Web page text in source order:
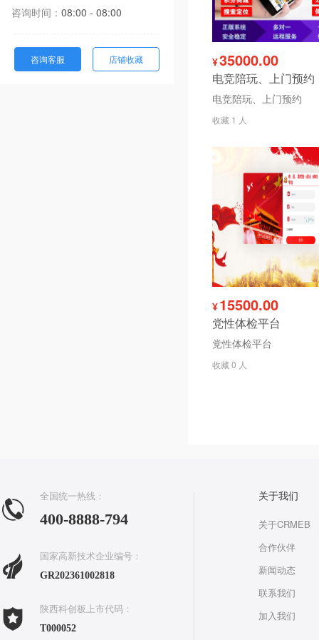
咨询时间： 08:00 - 08:00
咨询客服 店铺收藏 ¥35000.00
电竞陪玩、上门预约
电竞陪玩、上门预约
收藏 1 人
¥15500.00
党性体检平台
党性体检平台
收藏 0 人
全国统一热线：
400-8888-794
国家高新技术企业编号：
GR202361002818
陕西科创板上市代码：
T000052
关于我们
关于CRMEB
合作伙伴
新闻动态
联系我们
加入我们